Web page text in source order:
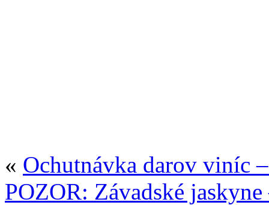
« Ochutnávka darov viníc
POZOR: Závadské